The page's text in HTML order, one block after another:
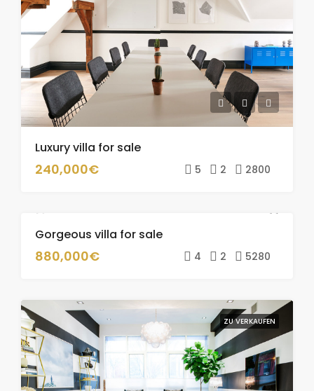
Luxury villa for sale
240,000€ 5 2 2800
Gorgeous villa for sale
880,000€ 4 2 5280
ZU VERKAUFEN